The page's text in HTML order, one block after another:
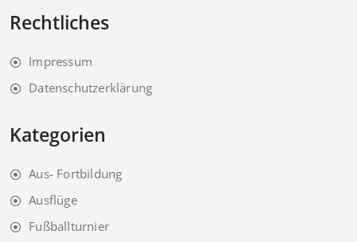
Rechtliches
Impressum
Datenschutzerklärung
Kategorien
Aus- Fortbildung
Ausflüge
Fußballturnier